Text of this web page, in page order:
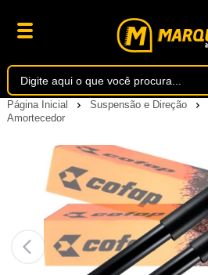
Página Inicial Suspensão e Direção
Amortecedor